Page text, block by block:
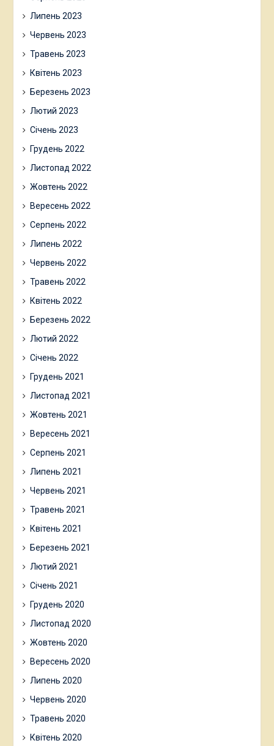
Липень 2023
Червень 2023
Травень 2023
Квітень 2023
Березень 2023
Лютий 2023
Січень 2023
Грудень 2022
Листопад 2022
Жовтень 2022
Вересень 2022
Серпень 2022
Липень 2022
Червень 2022
Травень 2022
Квітень 2022
Березень 2022
Лютий 2022
Січень 2022
Грудень 2021
Листопад 2021
Жовтень 2021
Вересень 2021
Серпень 2021
Липень 2021
Червень 2021
Травень 2021
Квітень 2021
Березень 2021
Лютий 2021
Січень 2021
Грудень 2020
Листопад 2020
Жовтень 2020
Вересень 2020
Липень 2020
Червень 2020
Травень 2020
Квітень 2020